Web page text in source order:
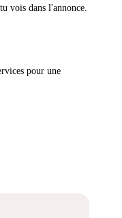
vois dans l'annonce.
pour une